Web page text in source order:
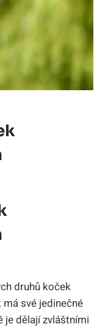
druhů koček
své jedinečné
dělají zvláštními